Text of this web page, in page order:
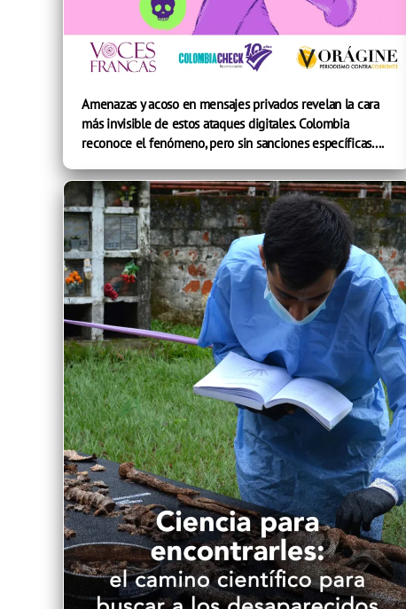
Amenazas y acoso en mensajes privados revelan la cara
más invisible de estos ataques digitales. Colombia
reconoce el fenómeno, pero sin sanciones específicas....